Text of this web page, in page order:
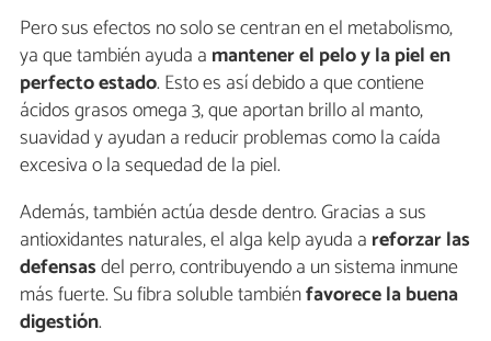
Pero sus efectos no solo se centran en el metabolismo,
ya que también ayuda a mantener el pelo y la piel en
perfecto estado. Esto es así debido a que contiene
ácidos grasos omega 3, que aportan brillo al manto,
suavidad y ayudan a reducir problemas como la caída
excesiva o la sequedad de la piel.
Además, también actúa desde dentro. Gracias a sus
antioxidantes naturales, el alga kelp ayuda a reforzar las
defensasdel perro, contribuyendo a un sistema inmune
más fuerte. Su fibra soluble tambiénfavorece la buena
digestión.